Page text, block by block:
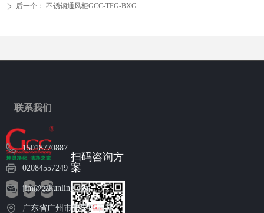
ꄲ 后一个： 不锈钢通风柜GCC-TFG-BXG
扫码咨询方
案
15018770887
02084557249
jim@gzkunling.com
广东省广州市番禺区石碁
联系我们